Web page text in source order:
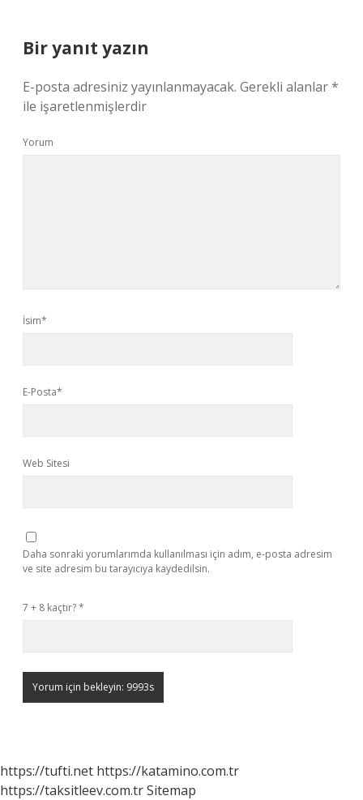
Bir yanıt yazın
E-posta adresiniz yayınlanmayacak. Gerekli alanlar*
ile işaretlenmişlerdir
Yorum
İsim*
E-Posta*
Web Sitesi
Daha sonraki yorumlarımda kullanılması için adım, e-posta adresim
ve site adresim bu tarayıcıya kaydedilsin.
7 + 8 kaçtır?*
https://tufti.net https://katamino.com.tr
https://taksitleev.com.trSitemap